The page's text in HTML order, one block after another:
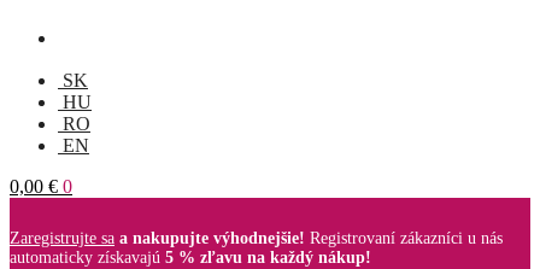
SK
HU
RO
EN
0,00 € 0
Zaregistrujte sa a nakupujte výhodnejšie! Registrovaní zákazníci u nás
automaticky získavajú 5 % zľavu na každý nákup!